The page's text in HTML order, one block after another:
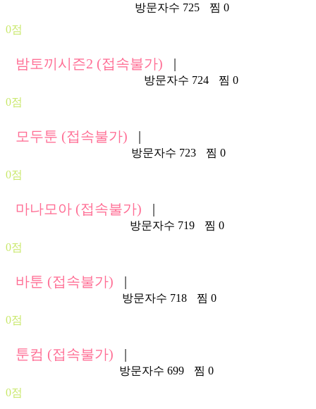
방문자수 725
찜 0
0점
밤토끼시즌2 (접속불가) |
방문자수 724
찜 0
0점
모두툰 (접속불가) |
방문자수 723
찜 0
0점
마나모아 (접속불가) |
방문자수 719
찜 0
0점
바툰 (접속불가) |
방문자수 718
찜 0
0점
툰컴 (접속불가) |
방문자수 699
찜 0
0점